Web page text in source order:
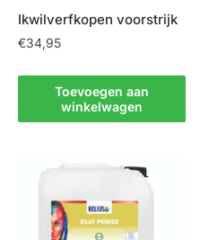
Ikwilverfkopen voorstrijk
€34,95
Toevoegen aan
winkelwagen